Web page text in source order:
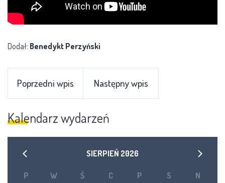
Dodał: Benedykt Perzyński
Poprzedni wpis Następny wpis
Kalendarz wydarzeń
SIERPIEŃ 2026
P W Ś C P S N